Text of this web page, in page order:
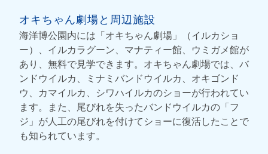
オキちゃん劇場と周辺施設
海洋博公園内には「オキちゃん劇場」（イルカショ
ー）、イルカラグーン、マナティー館、ウミガメ館が
あり、無料で見学できます。オキちゃん劇場では、バ
ンドウイルカ、ミナミバンドウイルカ、オキゴンド
ウ、カマイルカ、シワハイルカのショーが行われてい
ます。また、尾びれを失ったバンドウイルカの「フ
ジ」が人工の尾びれを付けてショーに復活したことで
も知られています。